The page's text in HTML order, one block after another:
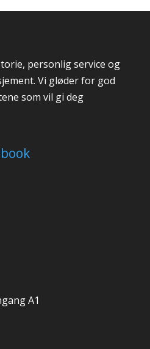
personlig service og
Vi gløder for god
som vil gi deg
A1